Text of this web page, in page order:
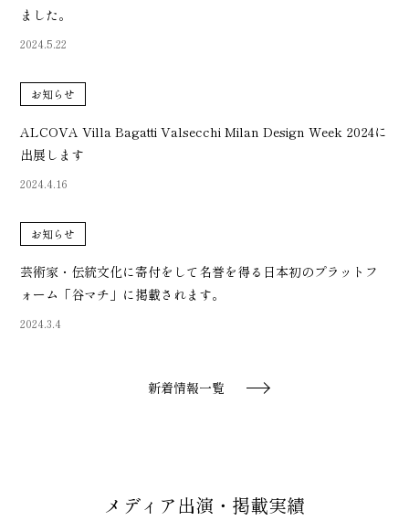
2024.5.22
ました。
お知らせ
2024.4.16
ALCOVA Villa Bagatti Valsecchi Milan Design Week 2024に
出展します
お知らせ
2024.3.4
芸術家・伝統文化に寄付をして名誉を得る日本初のプラットフ
ォーム「谷マチ」に掲載されます。
新着情報一覧
メディア出演・掲載実績